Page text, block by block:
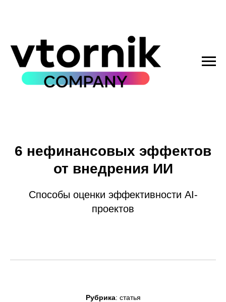
6 нефинансовых эффектов
от внедрения ИИ
Способы оценки эффективности AI-
проектов
Рубрика: статья